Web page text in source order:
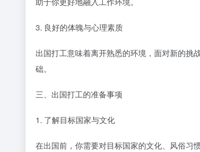
3. 良好的体魄与心理素质
出国打工意味着离开熟悉的环境，面对新的挑
础。
三、出国打工的准备事项
1. 了解目标国家与文化
在出国前，你需要对目标国家的文化、风俗习